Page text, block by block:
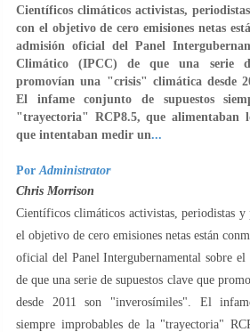
Científicos climáticos activistas,
con el objetivo de cero emisiones netas
admisión oficial del Panel
Climático (IPCC) de que una serie
promovían una "crisis" climática desde
El infame conjunto de supuestos
"trayectoria" RCP8.5, que alimentaban
que intentaban medir un...
Por Administrator
Chris Morrison
Científicos climáticos activistas, periodistas y
el objetivo de cero emisiones netas están
oficial del Panel Intergubernamental sobre
de que una serie de supuestos clave que
desde 2011 son "inverosímiles". El
siempre improbables de la "trayectoria"